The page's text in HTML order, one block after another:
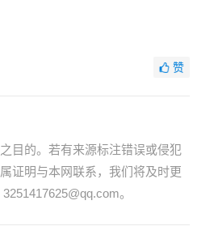
赞
目的。若有来源标注错误或侵犯
证明与本网联系，我们将及时更
。